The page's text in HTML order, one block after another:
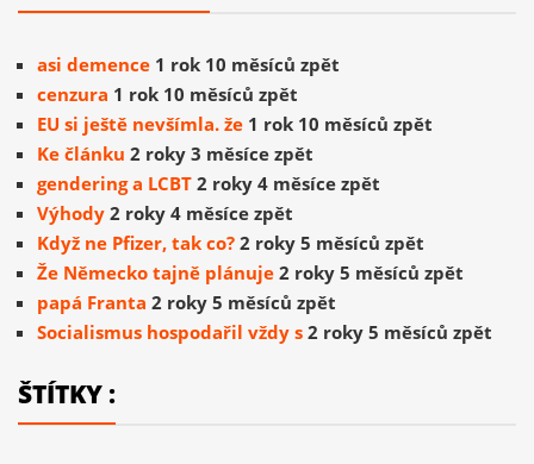
asi demence 1 rok 10 měsíců zpět
cenzura 1 rok 10 měsíců zpět
EU si ještě nevšímla. že 1 rok 10 měsíců zpět
Ke článku 2 roky 3 měsíce zpět
gendering a LCBT 2 roky 4 měsíce zpět
Výhody 2 roky 4 měsíce zpět
Když ne Pfizer, tak co? 2 roky 5 měsíců zpět
Že Německo tajně plánuje 2 roky 5 měsíců zpět
papá Franta 2 roky 5 měsíců zpět
Socialismus hospodařil vždy s 2 roky 5 měsíců zpět
ŠTÍTKY :